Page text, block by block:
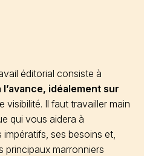
éditorial consiste à
idéalement sur
visibilité. Il faut travailler main
qui vous aidera à
ses besoins et,
principaux marronniers